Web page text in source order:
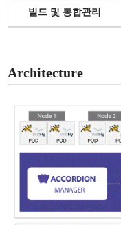
빌드 및 통합관리
Architecture